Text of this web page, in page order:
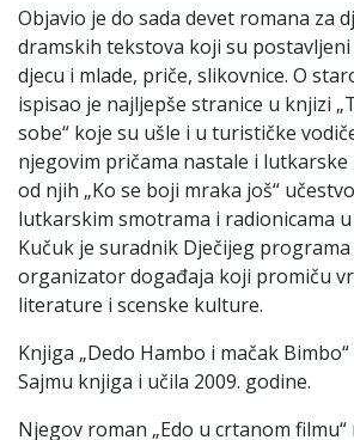
Objavio je do sada devet romana za
dramskih tekstova koji su
djecu i mlade, priče, slikovnice. O
ispisao je najljepše stranice u knjizi
sobe“ koje su ušle i u turističke
njegovim pričama nastale i lutkarske
od njih „Ko se boji mraka još“
lutkarskim smotrama i radionicama
Kučuk je suradnik Dječijeg
organizator događaja koji promiču
literature i scenske kulture.
Knjiga „Dedo Hambo i mačak
Sajmu knjiga i učila 2009. godine.
Njegov roman „Edo u crtanom